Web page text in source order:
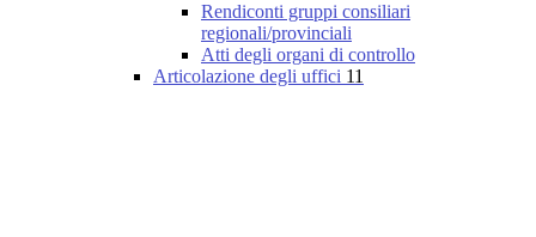
Rendiconti gruppi consiliari
regionali/provinciali
Atti degli organi di controllo
Articolazione degli uffici 11